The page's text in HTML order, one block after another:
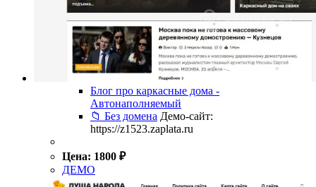
Блог про каркасные дома -
Автонаполняемый
📁 Без домена Демо-сайт:
https://z1523.zaplata.ru
Цена: 1800 ₽
ДЕМО